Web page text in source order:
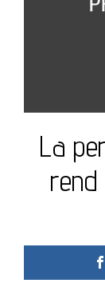
La
rend